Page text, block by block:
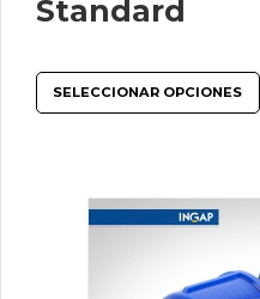
Standard
SELECCIONAR OPCIONES